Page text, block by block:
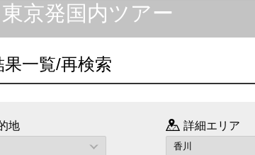
京発国内ツアー
果一覧/再検索
地 詳細エリア